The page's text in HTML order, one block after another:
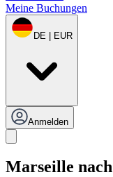
Meine Buchungen
DE | EUR
Anmelden
Marseille